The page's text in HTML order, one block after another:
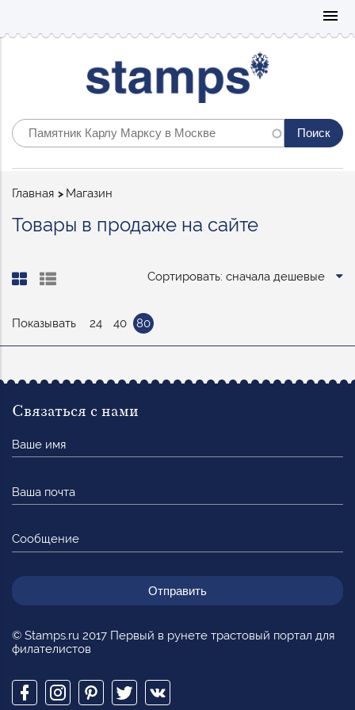
menu
Строка
Главная Магазин
Товары в продаже на сайте
Сортировать: сначала дешевые
Показывать 24 40 80
© Stamps.ru 2017 Первый в рунете трастовый портал для
филателистов
Связаться с нами
имя
почта
Сообщение